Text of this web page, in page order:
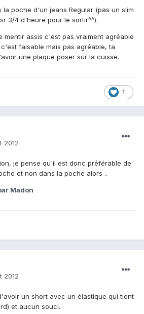
la poche d'un jeans Regular (pas un slim
3/4 d'heure pour le sortir^^).
mentir assis c'est pas vraiment agréable
c'est faisable mais pas agréable, ta
une plaque poser sur la cuisse.
1
2012
je pense qu'il est donc préférable de
et non dans la poche alors ..
Madon
2012
un short avec un élastique qui tient
et aucun souci.